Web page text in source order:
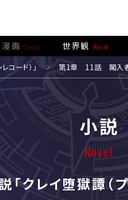
漫画 Comic 世界観 World
コード）」 第1章 11話 闖入
小説
Novel
「クレイ堕獄譚（